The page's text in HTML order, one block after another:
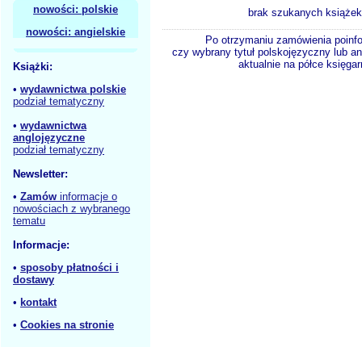
nowości: polskie
nowości: angielskie
Książki:
• wydawnictwa polskie
podział tematyczny
• wydawnictwa
anglojęzyczne
podział tematyczny
Newsletter:
• Zamów informacje o
nowościach z wybranego
tematu
Informacje:
• sposoby płatności i
dostawy
• kontakt
• Cookies na stronie
brak szukanych książek
Po otrzymaniu zamówienia
czy wybrany tytuł polskojęzyczny lub
aktualnie na półce